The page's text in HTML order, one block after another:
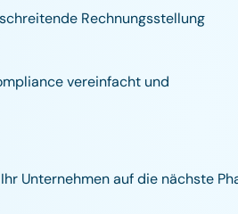
Rechnungsstellung
vereinfacht und
Unternehmen auf die nächste